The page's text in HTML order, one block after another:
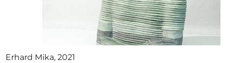
Erhard Mika, 2021